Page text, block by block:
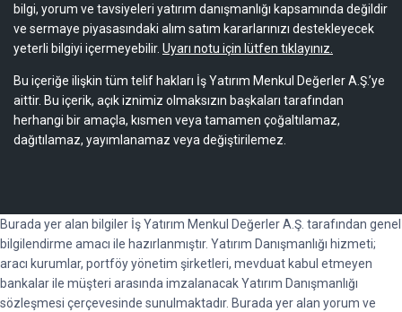
bilgi, yorum ve tavsiyeleri yatırım danışmanlığı kapsamında değildir
ve sermaye piyasasındaki alım satım kararlarınızı destekleyecek
yeterli bilgiyi içermeyebilir. Uyarı notu için lütfen tıklayınız.
Bu içeriğe ilişkin tüm telif hakları İş Yatırım Menkul Değerler A.Ş.’ye
aittir. Bu içerik, açık iznimiz olmaksızın başkaları tarafından
herhangi bir amaçla, kısmen veya tamamen çoğaltılamaz,
dağıtılamaz, yayımlanamaz veya değiştirilemez.
Burada yer alan bilgiler İş Yatırım Menkul Değerler A.Ş. tarafından genel
bilgilendirme amacı ile hazırlanmıştır. Yatırım Danışmanlığı hizmeti;
aracı kurumlar, portföy yönetim şirketleri, mevduat kabul etmeyen
bankalar ile müşteri arasında imzalanacak Yatırım Danışmanlığı
sözleşmesi çerçevesinde sunulmaktadır. Burada yer alan yorum ve